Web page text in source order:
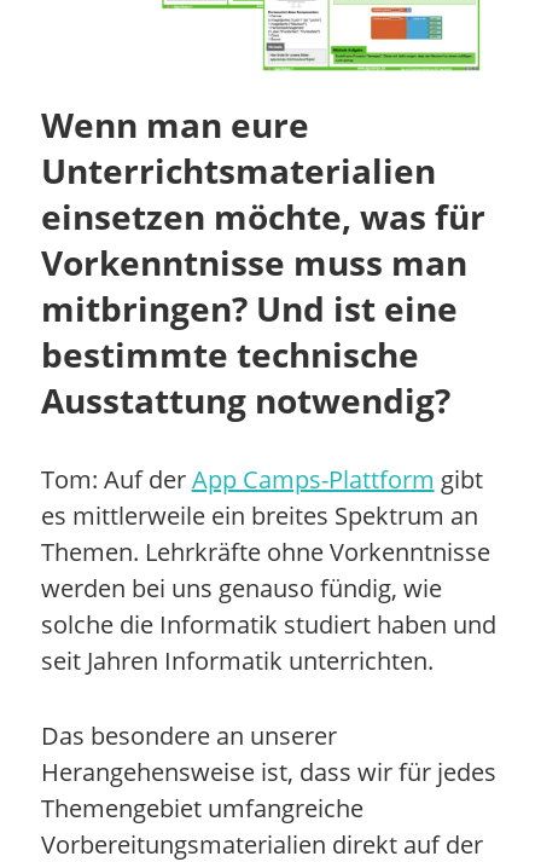
Wenn man eure
Unterrichtsmaterialien
einsetzen möchte, was für
Vorkenntnisse muss man
mitbringen? Und ist eine
bestimmte technische
Ausstattung notwendig?
Tom: Auf derApp Camps-Plattform gibt
es mittlerweile ein breites Spektrum an
Themen. Lehrkräfte ohne Vorkenntnisse
werden bei uns genauso fündig, wie
solche die Informatik studiert haben und
seit Jahren Informatik unterrichten.
Das besondere an unserer
Herangehensweise ist, dass wir für jedes
Themengebiet umfangreiche
Vorbereitungsmaterialien direkt auf der